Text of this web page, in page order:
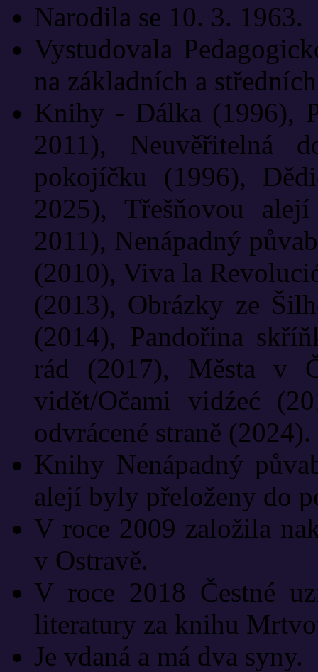
Narodila se 10. 3. 1963.
Vystudovala
na základních a
Knihy - Dálka (1996),
2011), Neuvěřitelná
pokojíčku (1996),
2025), Třešňovou
2011), Nenápadný
(2010), Viva la
(2013), Obrázky ze
(2014), Pandořina
rád (2017), Města v
vidět/Očami vidźeć
odvrácené straně (2024).
Knihy Nenápadný
alejí byly přeloženy do
V roce 2009 založila
v Ostravě.
V roce 2018 Čestné
literatury za knihu
Je vdaná a má dva syny.